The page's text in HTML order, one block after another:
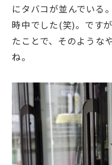
にタバコが並んでいる
時中でした(笑)。です
たことで、そのような
ね。